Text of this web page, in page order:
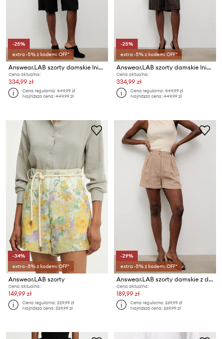
-25%
extra -5% z kodem: OFF*
Answear.LAB szorty damskie lniane
Cena aktualna:
334,99 zł
Cena regularna:449,99 zł
Najniższa cena:449,99 zł
-25%
extra -5% z kodem: OFF*
Answear.LAB szorty damskie lniane
Cena aktualna:
334,99 zł
Cena regularna:449,99 zł
Najniższa cena:449,99 zł
-34%
extra -5% z kodem: OFF*
Answear.LAB szorty
Cena aktualna:
149,99 zł
Cena regularna:229,99 zł
Najniższa cena:229,99 zł
-29%
extra -5% z kodem: OFF*
Answear.LAB szorty damskie z dodatkiem lnu
Cena aktualna:
189,99 zł
Cena regularna:269,99 zł
Najniższa cena:269,99 zł